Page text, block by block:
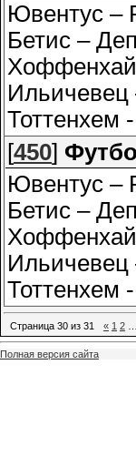
Ювентус –
Бетис –
Ильичевец
Тоттенхем
[450]
Ювентус –
Бетис –
Ильичевец
Тоттенхем
Страница 30 из 31 « 1 2
Полная версия сайта